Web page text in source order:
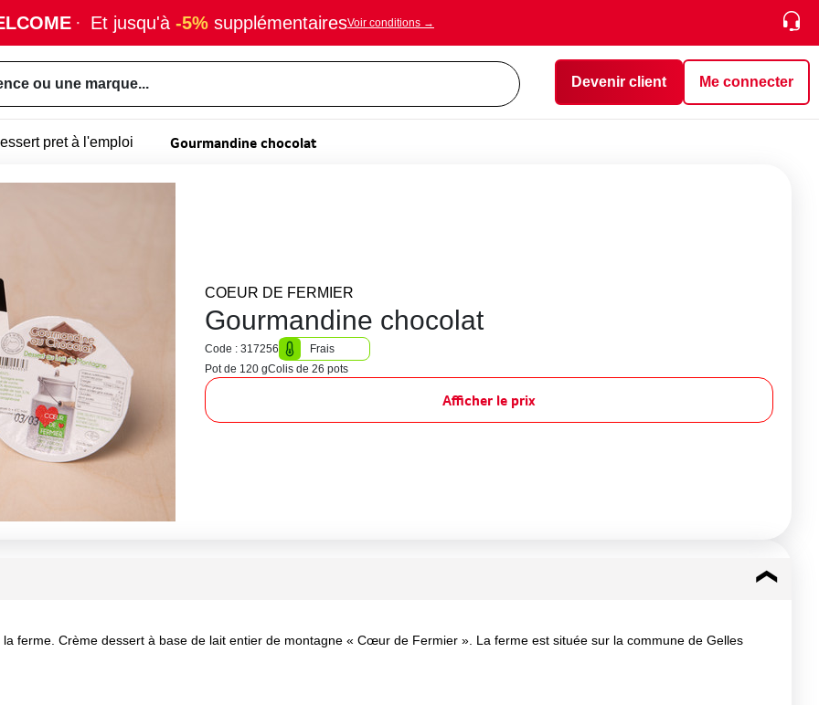
· Et jusqu'à -5% supplémentairesVoir conditions →
ou une marque... Devenir client Me connecter
pret à l'emploi Gourmandine chocolat
COEUR DE FERMIER
Gourmandine chocolat
Code : 317256
Frais
Pot de 120 gColis de 26 pots
Afficher le prix
ferme. Crème dessert à base de lait entier de montagne « Cœur de Fermier ». La ferme est située sur la commune de Gelles